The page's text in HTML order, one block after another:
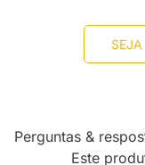
Perguntas &
Este